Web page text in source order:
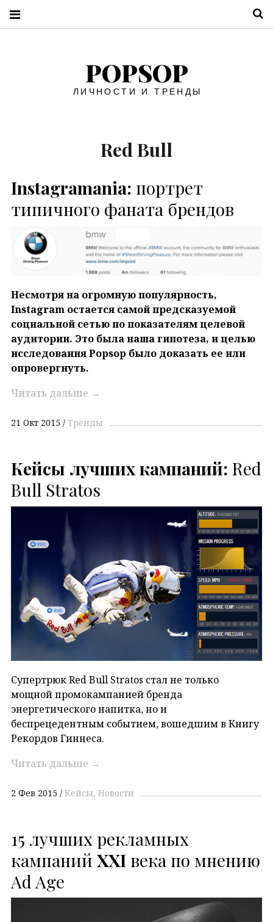
POPSOP
ЛИЧНОСТИ И ТРЕНДЫ
Red Bull
Instagramania: портрет
типичного фаната брендов
Несмотря на огромную популярность,
Instagram остается самой предсказуемой
социальной сетью по показателям целевой
аудитории. Это была наша гипотеза, и целью
исследования Popsop было доказать ее или
опровергнуть.
Читать дальше →
21 Окт 2015 Тренды
Кейсы лучших кампаний: Red
Bull Stratos
Супертрюк Red Bull Stratos стал не только
мощной промокампанией бренда
энергетического напитка, но и
беспрецедентным событием, вошедшим в Книгу
Рекордов Гиннеса.
Читать дальше →
2 Фев 2015 Кейсы Новости
15 лучших рекламных
кампаний XXI века по мнению
Ad Age